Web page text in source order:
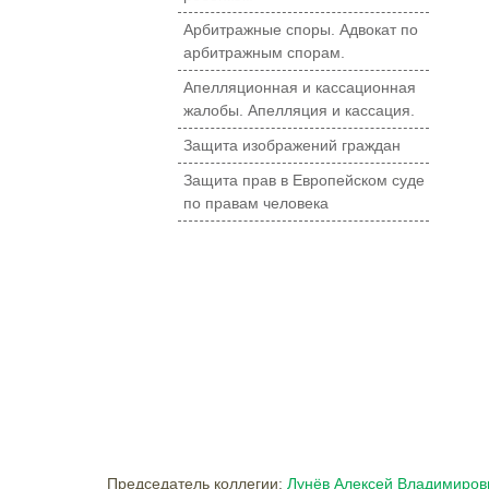
Арбитражные споры. Адвокат по
арбитражным спорам.
Апелляционная и кассационная
жалобы. Апелляция и кассация.
Защита изображений граждан
Защита прав в Европейском суде
по правам человека
Председатель коллегии: Лунёв Алексей